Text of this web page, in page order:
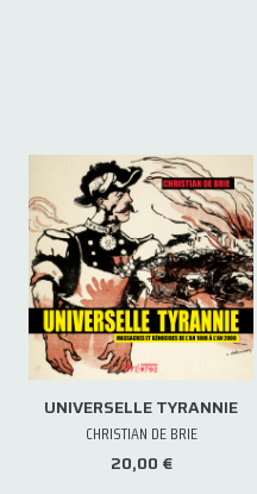
UNIVERSELLE TYRANNIE
CHRISTIAN DE BRIE
20,00 €